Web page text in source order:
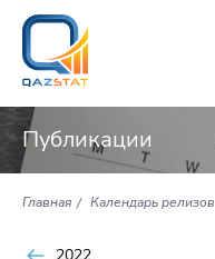
Публикации
Главная Календарь релизов